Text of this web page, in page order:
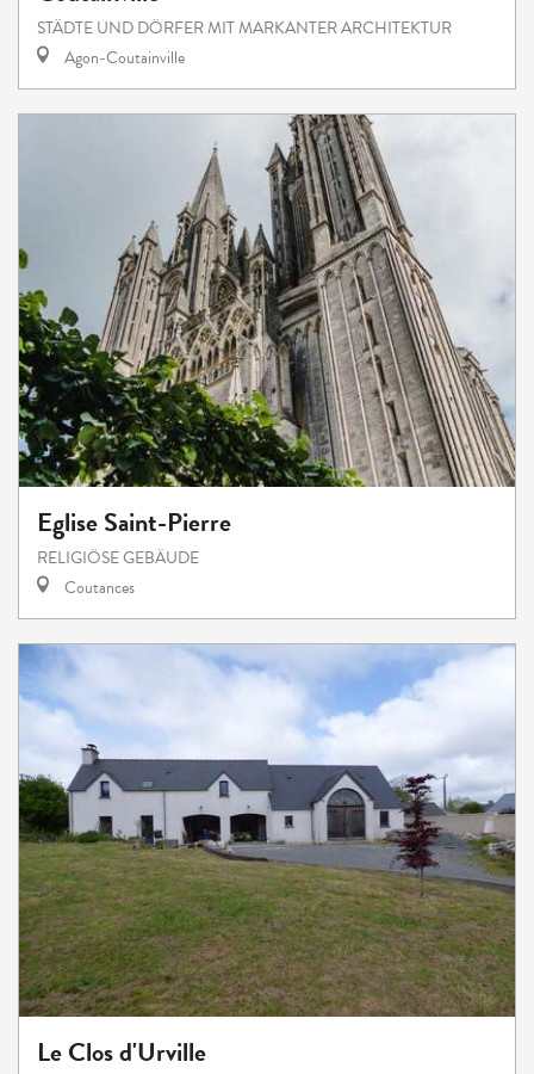
STÄDTE UND DÖRFER MIT MARKANTER ARCHITEKTUR
Agon-Coutainville
Eglise Saint-Pierre
RELIGIÖSE GEBÄUDE
Coutances
Le Clos d'Urville